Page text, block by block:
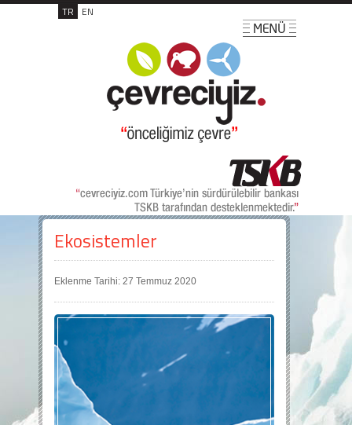
TR EN
Ekosistemler
Eklenme Tarihi: 27 Temmuz 2020